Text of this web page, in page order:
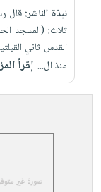
نبذة الناشر: قال
ثلاث: (المسجد
القدس ثاني
منذ ال... إقرأ